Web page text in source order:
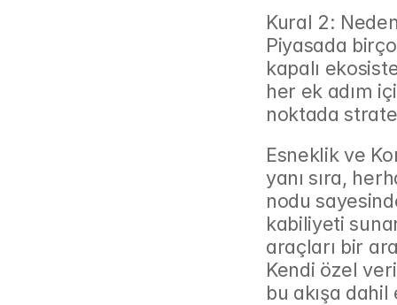
Kural 2:
Piyasada
kapalı
her ek adım
noktada
Esneklik ve
yanı sıra,
nodu
kabiliyeti
araçları bir
Kendi özel
bu akışa